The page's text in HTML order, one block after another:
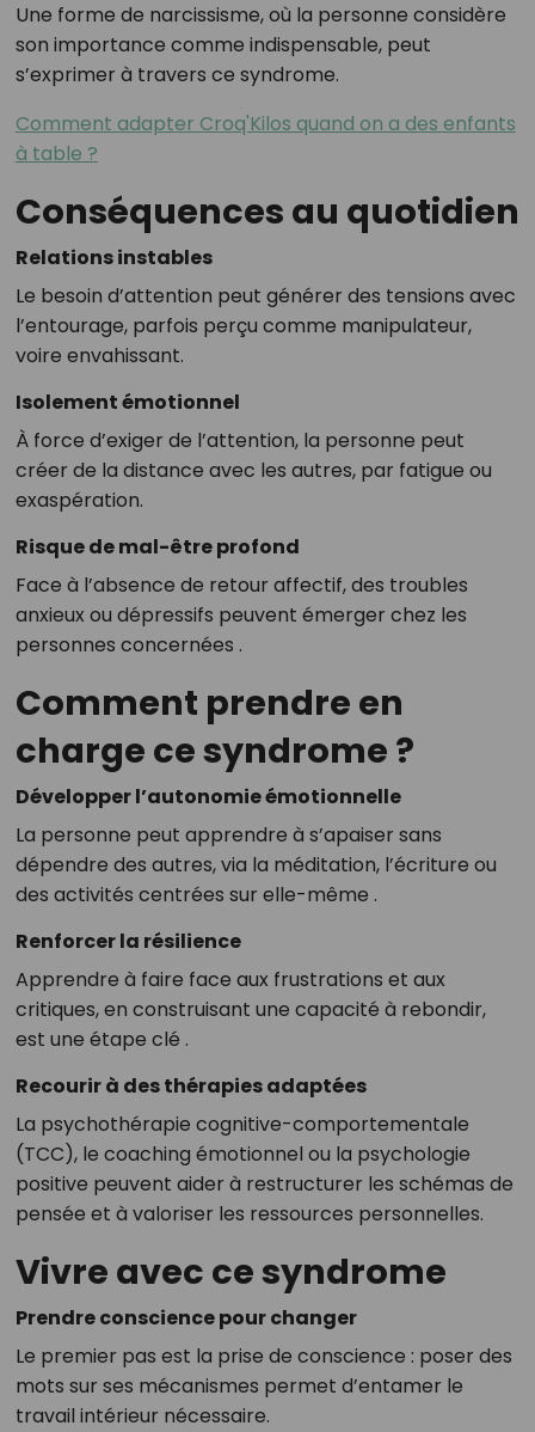
Une forme de narcissisme, où la personne considère
son importance comme indispensable, peut
s’exprimer à travers ce syndrome.
Comment adapter Croq'Kilos quand on a des enfants
à table ?
Conséquences au quotidien
Relations instables
Le besoin d’attention peut générer des tensions avec
l’entourage, parfois perçu comme manipulateur,
voire envahissant.
Isolement émotionnel
À force d’exiger de l’attention, la personne peut
créer de la distance avec les autres, par fatigue ou
exaspération.
Risque de mal-être profond
Face à l’absence de retour affectif, des troubles
anxieux ou dépressifs peuvent émerger chez les
personnes concernées .
Comment prendre en
charge ce syndrome ?
Développer l’autonomie émotionnelle
La personne peut apprendre à s’apaiser sans
dépendre des autres, via la méditation, l’écriture ou
des activités centrées sur elle-même .
Renforcer la résilience
Apprendre à faire face aux frustrations et aux
critiques, en construisant une capacité à rebondir,
est une étape clé .
Recourir à des thérapies adaptées
La psychothérapie cognitive-comportementale
(TCC), le coaching émotionnel ou la psychologie
positive peuvent aider à restructurer les schémas de
pensée et à valoriser les ressources personnelles.
Vivre avec ce syndrome
Prendre conscience pour changer
Le premier pas est la prise de conscience : poser des
mots sur ses mécanismes permet d’entamer le
travail intérieur nécessaire.